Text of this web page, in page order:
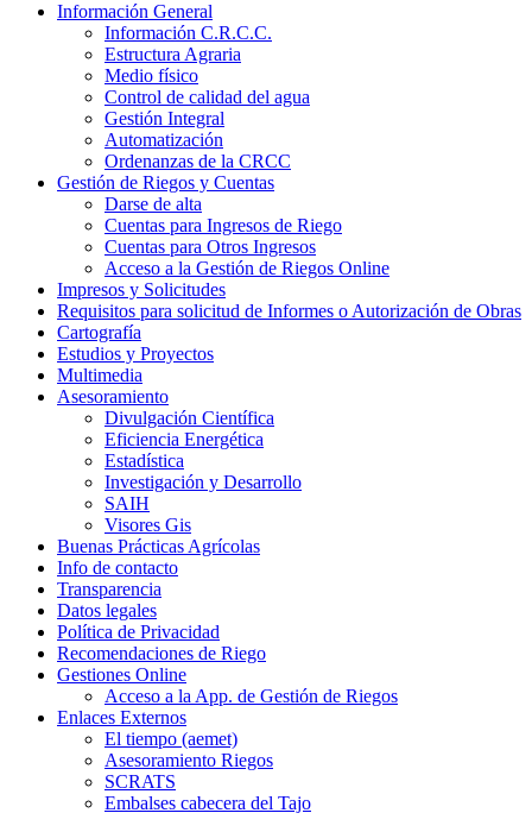
Información General
Información C.R.C.C.
Estructura Agraria
Medio físico
Control de calidad del agua
Gestión Integral
Automatización
Ordenanzas de la CRCC
Gestión de Riegos y Cuentas
Darse de alta
Cuentas para Ingresos de Riego
Cuentas para Otros Ingresos
Acceso a la Gestión de Riegos Online
Impresos y Solicitudes
Requisitos para solicitud de Informes o Autorización de Obras
Cartografía
Estudios y Proyectos
Multimedia
Asesoramiento
Divulgación Científica
Eficiencia Energética
Estadística
Investigación y Desarrollo
SAIH
Visores Gis
Buenas Prácticas Agrícolas
Info de contacto
Transparencia
Datos legales
Política de Privacidad
Recomendaciones de Riego
Gestiones Online
Acceso a la App. de Gestión de Riegos
Enlaces Externos
El tiempo (aemet)
Asesoramiento Riegos
SCRATS
Embalses cabecera del Tajo